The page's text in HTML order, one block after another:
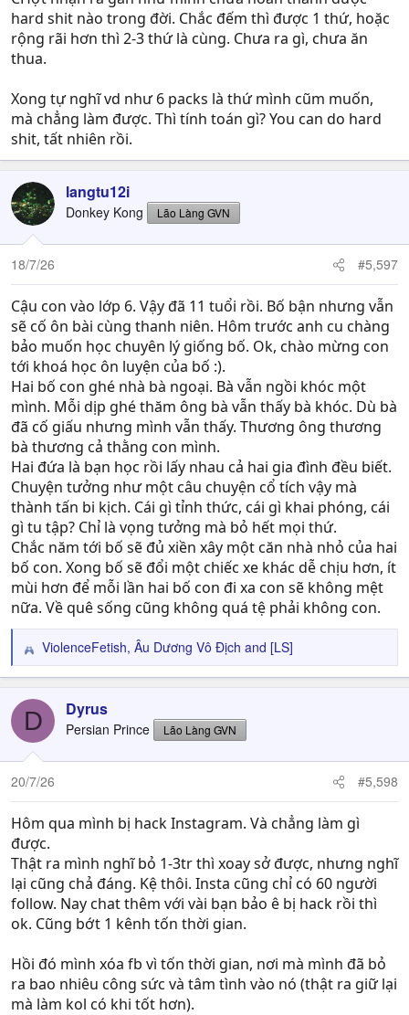
hard shit nào trong đời. Chắc đếm thì được 1 thứ, hoặc
rộng rãi hơn thì 2-3 thứ là cùng. Chưa ra gì, chưa ăn
thua.
Xong tự nghĩ vd như 6 packs là thứ mình cũm muốn,
mà chẳng làm được. Thì tính toán gì? You can do hard
shit, tất nhiên rồi.
langtu12i
Donkey Kong Lão Làng GVN
18/7/26 #5,597
Cậu con vào lớp 6. Vậy đã 11 tuổi rồi. Bố bận nhưng vẫn
sẽ cố ôn bài cùng thanh niên. Hôm trước anh cu chàng
bảo muốn học chuyên lý giống bố. Ok, chào mừng con
tới khoá học ôn luyện của bố :).
Hai bố con ghé nhà bà ngoại. Bà vẫn ngồi khóc một
mình. Mỗi dịp ghé thăm ông bà vẫn thấy bà khóc. Dù bà
đã cố giấu nhưng mình vẫn thấy. Thương ông thương
bà thương cả thằng con mình.
Hai đứa là bạn học rồi lấy nhau cả hai gia đình đều biết.
Chuyện tưởng như một câu chuyện cổ tích vậy mà
thành tấn bi kịch. Cái gì tỉnh thức, cái gì khai phóng, cái
gì tu tập? Chỉ là vọng tưởng mà bỏ hết mọi thứ.
Chắc năm tới bố sẽ đủ xiền xây một căn nhà nhỏ của hai
bố con. Xong bố sẽ đổi một chiếc xe khác dễ chịu hơn, ít
mùi hơn để mỗi lần hai bố con đi xa con sẽ không mệt
nữa. Về quê sống cũng không quá tệ phải không con.
R
e
c
i
o
n
ViolenceFetish, Âu Dương Vô Địch and [LS]
D Dyrus
Persian Prince Lão Làng GVN
20/7/26 #5,598
Hôm qua mình bị hack Instagram. Và chẳng làm gì
được.
Thật ra mình nghĩ bỏ 1-3tr thì xoay sở được, nhưng nghĩ
lại cũng chả đáng. Kệ thôi. Insta cũng chỉ có 60 người
follow. Nay chat thêm với vài bạn bảo ê bị hack rồi thì
ok. Cũng bớt 1 kênh tốn thời gian.
Hồi đó mình xóa fb vì tốn thời gian, nơi mà mình đã bỏ
ra bao nhiêu công sức và tâm tình vào nó (thật ra giữ lại
mà làm kol có khi tốt hơn).